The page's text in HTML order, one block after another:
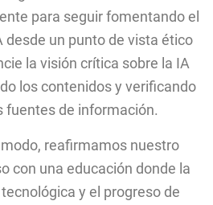
para seguir fomentando el
desde un punto de vista ético
la visión crítica sobre la IA
los contenidos y verificando
fuentes de información.
reafirmamos nuestro
con una educación donde la
y el progreso de